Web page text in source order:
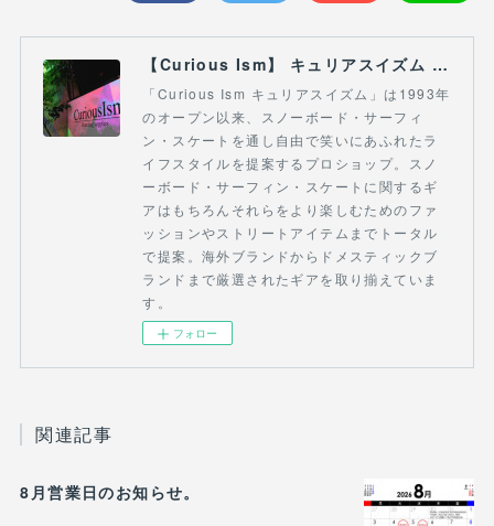
【Curious Ism】 キュリアスイズム l スノーボードショップ サーフショップ 福島県 会津若松市 郡山市 通販
「Curious Ism キュリアスイズム」は1993年
のオープン以来、スノーボード・サーフィ
ン・スケートを通し自由で笑いにあふれたラ
イフスタイルを提案するプロショップ。スノ
ーボード・サーフィン・スケートに関するギ
アはもちろんそれらをより楽しむためのファ
ッションやストリートアイテムまでトータル
で提案。海外ブランドからドメスティックブ
ランドまで厳選されたギアを取り揃えていま
す。
フォロー
関連記事
8月営業日のお知らせ。